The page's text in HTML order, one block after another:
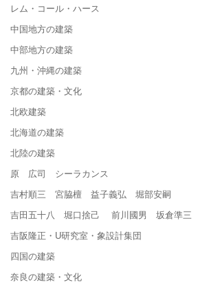
レム・コール・ハース
中国地方の建築
中部地方の建築
九州・沖縄の建築
京都の建築・文化
北欧建築
北海道の建築
北陸の建築
原 広司 シーラカンス
吉村順三 宮脇檀 益子義弘 堀部安嗣
吉田五十八 堀口捨己 前川國男 坂倉準
吉阪隆正・U研究室・象設計集団
四国の建築
奈良の建築・文化